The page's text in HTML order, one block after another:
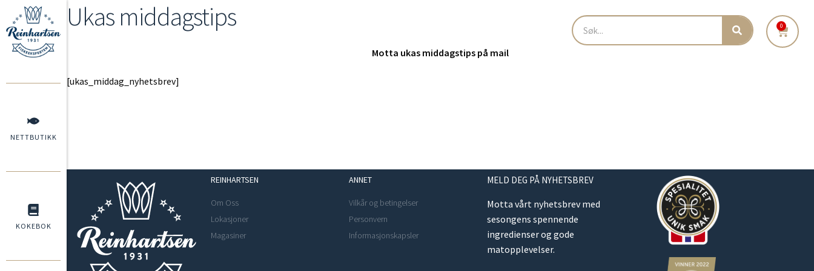
NETTBUTIKK
KOKEBOK
0
Ukas middagstips
Motta ukas middagstips på mail
[ukas_middag_nyhetsbrev]
REINHARTSEN
Om Oss
Lokasjoner
Magasiner
ANNET
Vilkår og betingelser
Personvern
Informasjonskapsler
MELD DEG PÅ NYHETSBREV
Motta vårt nyhetsbrev med
sesongens spennende
ingredienser og gode
matopplevelser.